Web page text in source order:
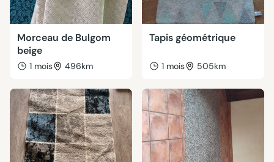
Morceau de Bulgom
beige
1 mois 496km
Tapis géométrique
1 mois 505km